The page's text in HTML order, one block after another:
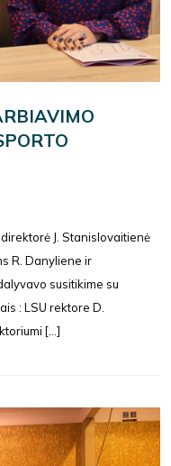
J. Stanislovaitienė
R. Danyliene ir
susitikime su
: LSU rektore D.
[...]